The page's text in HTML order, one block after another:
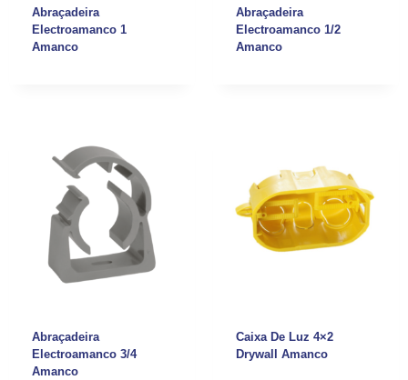
Abraçadeira
Electroamanco 1
Amanco
Abraçadeira
Electroamanco 1/2
Amanco
Abraçadeira
Electroamanco 3/4
Amanco
Caixa De Luz 4×2
Drywall Amanco